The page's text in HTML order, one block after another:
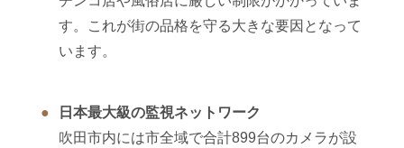
す。これが街の品格を守る大きな要因となって
います。
日本最大級の監視ネットワーク
吹田市内には市全域で合計899台のカメラが設